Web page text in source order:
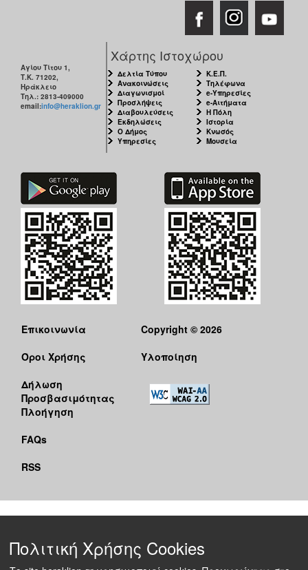
Αγίου Τίτου 1,
Τ.Κ. 71202,
Ηράκλειο
Τηλ.: 2813-409000
email:info@heraklion.gr
Χάρτης Ιστοχώρου
Δελτία Τύπου
Ανακοινώσεις
Διαγωνισμοί
Προσλήψεις
Διαβουλεύσεις
Εκδηλώσεις
Ο Δήμος
Υπηρεσίες
Κ.Ε.Π.
Τηλέφωνα
e-Υπηρεσίες
e-Αιτήματα
Η Πόλη
Ιστορία
Κνωσός
Μουσεία
Επικοινωνία
Όροι Χρήσης
Δήλωση
Προσβασιμότητας
Πλοήγηση
FAQs
RSS
Copyright © 2026
Υλοποίηση
Πολιτική Χρήσης Cookies